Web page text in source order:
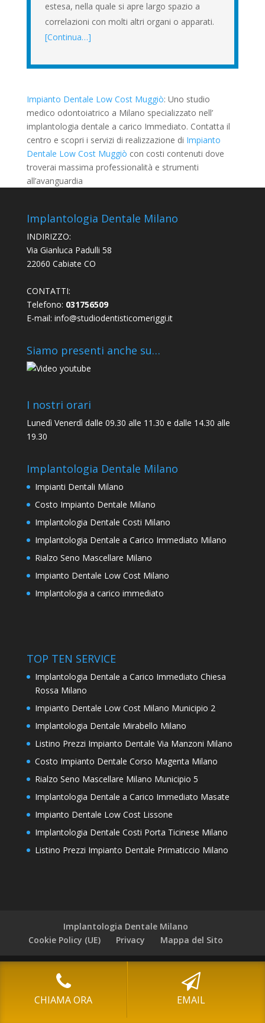
estesa, nella quale si apre largo spazio a
correlazioni con molti altri organi o apparati.
[Continua…]
Impianto Dentale Low Cost Muggiò: Uno studio
medico odontoiatrico a Milano specializzato nell’
implantologia dentale a carico Immediato. Contatta il
centro e scopri i servizi di realizzazione di Impianto
Dentale Low Cost Muggiò con costi contenuti dove
troverai massima professionalità e strumenti
all’avanguardia
Implantologia Dentale Milano
INDIRIZZO:
Via Gianluca Padulli 58
22060 Cabiate CO
CONTATTI:
Telefono: 031756509
E-mail: info@studiodentisticomeriggi.it
Siamo presenti anche su…
I nostri orari
Lunedì Venerdì dalle 09.30 alle 11.30 e dalle 14.30 alle
19.30
Implantologia Dentale Milano
Impianti Dentali Milano
Costo Impianto Dentale Milano
Implantologia Dentale Costi Milano
Implantologia Dentale a Carico Immediato Milano
Rialzo Seno Mascellare Milano
Impianto Dentale Low Cost Milano
Implantologia a carico immediato
TOP TEN SERVICE
Implantologia Dentale a Carico Immediato Chiesa
Rossa Milano
Impianto Dentale Low Cost Milano Municipio 2
Implantologia Dentale Mirabello Milano
Listino Prezzi Impianto Dentale Via Manzoni Milano
Costo Impianto Dentale Corso Magenta Milano
Rialzo Seno Mascellare Milano Municipio 5
Implantologia Dentale a Carico Immediato Masate
Impianto Dentale Low Cost Lissone
Implantologia Dentale Costi Porta Ticinese Milano
Listino Prezzi Impianto Dentale Primaticcio Milano
Implantologia Dentale Milano
Cookie Policy (UE)
Privacy Mappa del Sito
Leggi L'informativa privacy
Cookie Policy (UE)
COPYRIGHT [c] 2022 by -
Realizzazione siti internet
-Solution Group Communication |Siti Roma
CHIAMA ORA EMAIL